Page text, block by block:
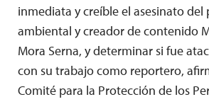
inmediata y creíble el asesinato del
ambiental y creador de contenido
Mora Serna, y determinar si fue
con su trabajo como reportero,
Comité para la Protección de los